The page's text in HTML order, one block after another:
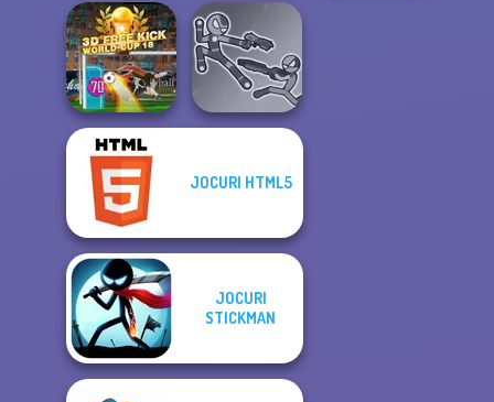
Bubble Shooter
Pro 4
Dynamons 10
3D Free Kick
World Cup 18
Stick Duel: Battle
JOCURI HTML5
JOCURI
STICKMAN